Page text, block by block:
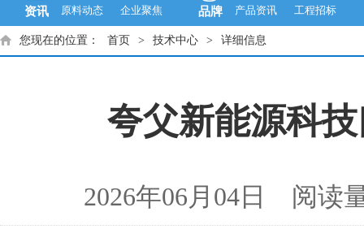
资讯
原料动态
企业聚焦 品牌
产品资讯
工程招标
您现在的位置： 首页 > 技术中心 > 详细信息
夸父新能源科
2026年06月04日 阅